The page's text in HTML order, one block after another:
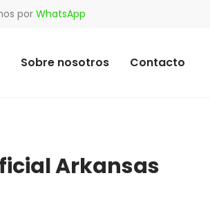
por WhatsApp
Sobre nosotros Contacto
Arkansas